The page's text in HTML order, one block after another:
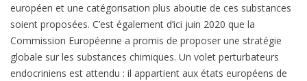
européen et une catégorisation plus aboutie de ces substances
soient proposées. C’est également d’ici juin 2020 que la
Commission Européenne a promis de proposer une stratégie
globale sur les substances chimiques. Un volet perturbateurs
endocriniens est attendu : il appartient aux états européens de